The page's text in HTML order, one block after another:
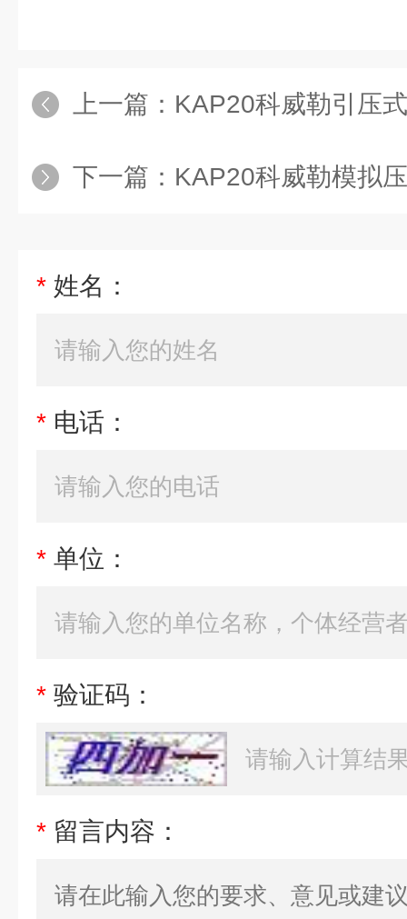
上一篇： KAP20科威勒引压
下一篇： KAP20科威勒模拟
* 姓名：
* 电话：
* 单位：
* 验证码：
* 留言内容：